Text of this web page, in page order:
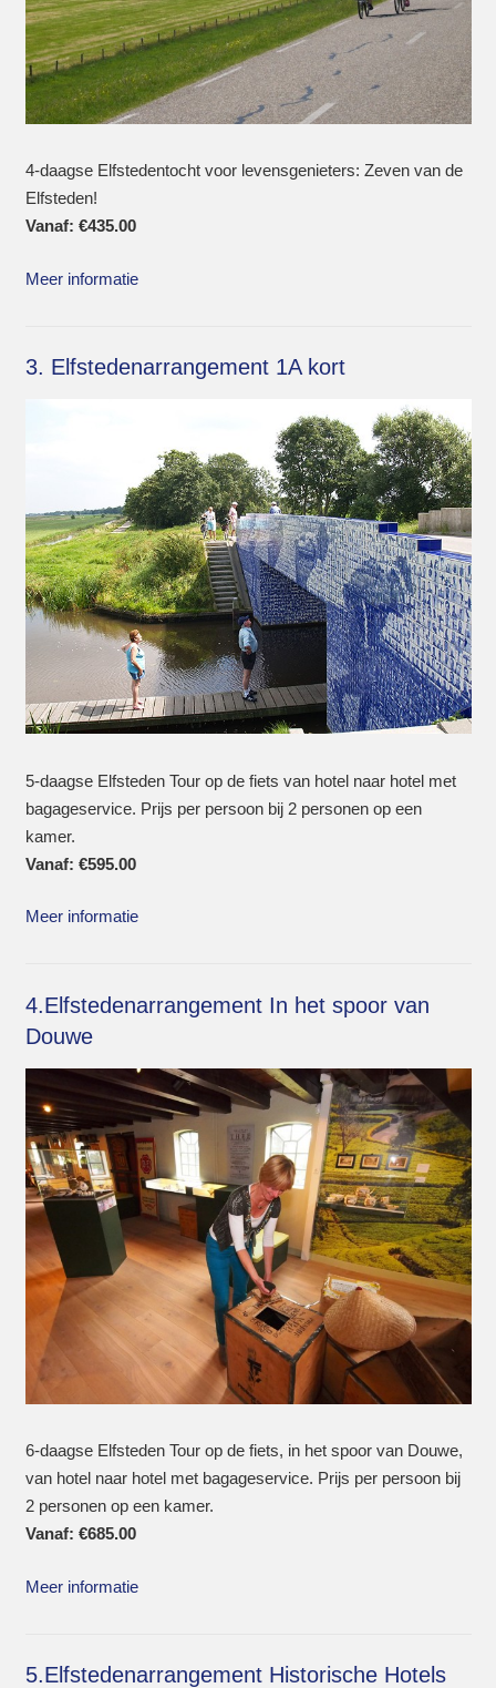
4-daagse Elfstedentocht voor levensgenieters: Zeven van de
Elfsteden!
Vanaf: €435.00
Meer informatie
3. Elfstedenarrangement 1A kort
5-daagse Elfsteden Tour op de fiets van hotel naar hotel met
bagageservice. Prijs per persoon bij 2 personen op een
kamer.
Vanaf: €595.00
Meer informatie
4.Elfstedenarrangement In het spoor van
Douwe
6-daagse Elfsteden Tour op de fiets, in het spoor van Douwe,
van hotel naar hotel met bagageservice. Prijs per persoon bij
2 personen op een kamer.
Vanaf: €685.00
Meer informatie
5.Elfstedenarrangement Historische Hotels